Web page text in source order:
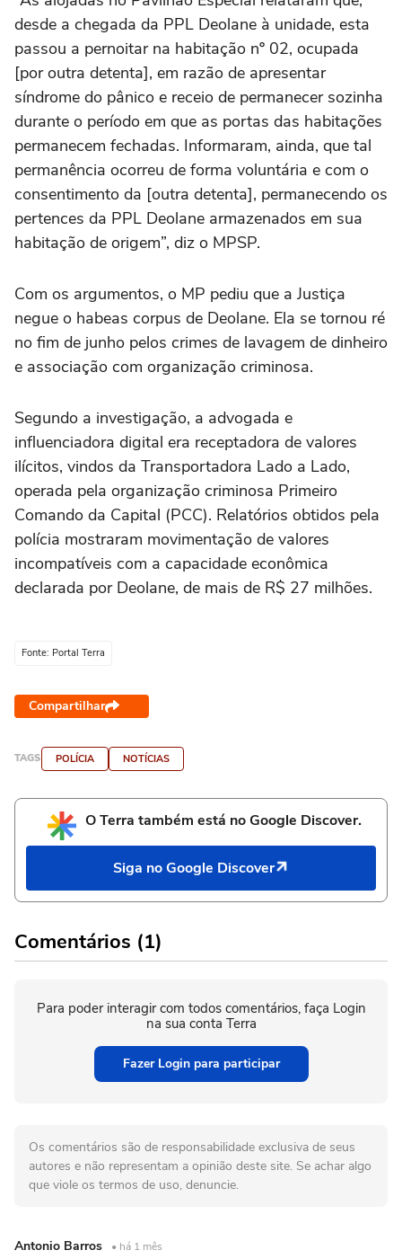
desde a chegada da PPL Deolane à unidade, esta
passou a pernoitar na habitação nº 02, ocupada
[por outra detenta], em razão de apresentar
síndrome do pânico e receio de permanecer sozinha
durante o período em que as portas das habitações
permanecem fechadas. Informaram, ainda, que tal
permanência ocorreu de forma voluntária e com o
consentimento da [outra detenta], permanecendo os
pertences da PPL Deolane armazenados em sua
habitação de origem”, diz o MPSP.
Com os argumentos, o MP pediu que a Justiça
negue o habeas corpus de Deolane. Ela se tornou ré
no fim de junho pelos crimes de lavagem de dinheiro
e associação com organização criminosa.
Segundo a investigação, a advogada e
influenciadora digital era receptadora de valores
ilícitos, vindos da Transportadora Lado a Lado,
operada pela organização criminosa Primeiro
Comando da Capital (PCC). Relatórios obtidos pela
polícia mostraram movimentação de valores
incompatíveis com a capacidade econômica
declarada por Deolane, de mais de R$ 27 milhões.
Fonte: Portal Terra
Compartilhar
TAGS POLÍCIA NOTÍCIAS
O Terra também está no Google Discover.
Siga no Google Discover
Comentários (1)
Para poder interagir com todos comentários, faça Login
na sua conta Terra
Fazer Login para participar
Os comentários são de responsabilidade exclusiva de seus
autores e não representam a opinião deste site. Se achar algo
que viole os termos de uso, denuncie.
Antonio Barros • há 1 mês